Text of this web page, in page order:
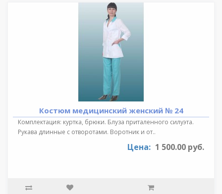
Костюм медицинский женский № 24
Комплектация: куртка, брюки. Блуза приталенного силуэта.
Рукава длинные с отворотами. Воротник и от..
Цена: 1 500.00 руб.